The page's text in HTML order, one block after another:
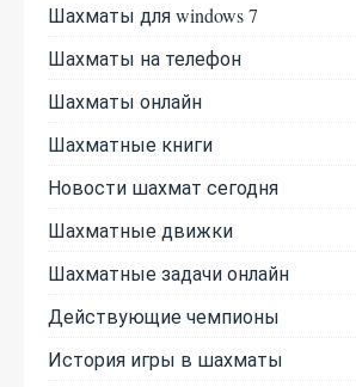
Шахматы для windows 7
Шахматы на телефон
Шахматы онлайн
Шахматные книги
Новости шахмат сегодня
Шахматные движки
Шахматные задачи онлайн
Действующие чемпионы
История игры в шахматы